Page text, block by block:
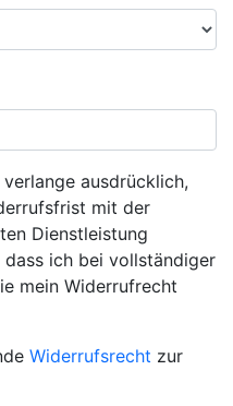
ausdrücklich,
mit der
Dienstleistung
ich bei vollständiger
mein Widerrufrecht
Widerrufsrecht zur